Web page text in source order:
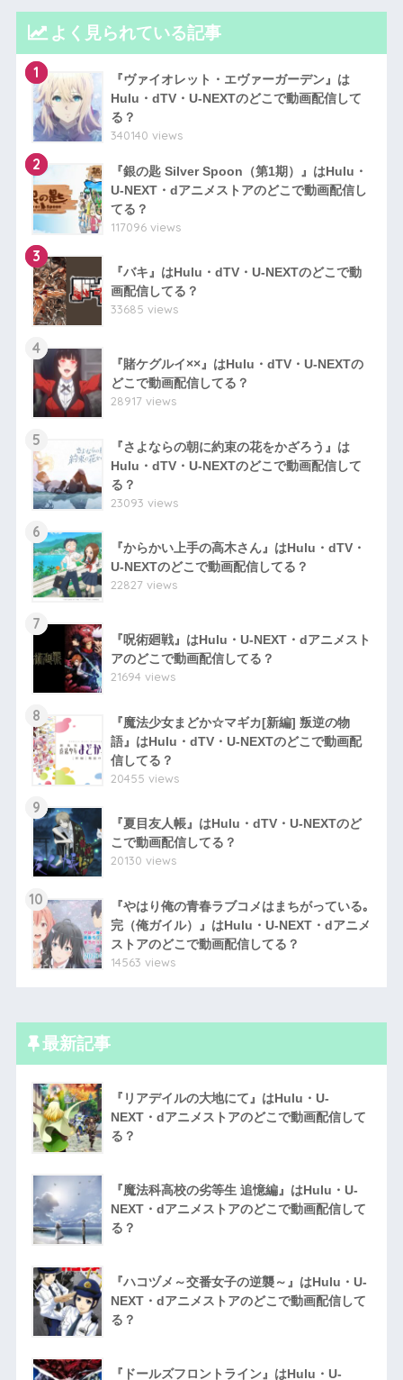
よく見られている記事
1
『ヴァイオレット・エヴァーガーデン』は
Hulu・dTV・U-NEXTのどこで動画配信して
る？
340140 views
2
『銀の匙 Silver Spoon（第1期）』はHulu・
U-NEXT・dアニメストアのどこで動画配信し
てる？
117096 views
3
『バキ』はHulu・dTV・U-NEXTのどこで動
画配信してる？
33685 views
4
『賭ケグルイ××』はHulu・dTV・U-NEXTの
どこで動画配信してる？
28917 views
5
『さよならの朝に約束の花をかざろう』は
Hulu・dTV・U-NEXTのどこで動画配信して
る？
23093 views
6
『からかい上手の高木さん』はHulu・dTV・
U-NEXTのどこで動画配信してる？
22827 views
7
『呪術廻戦』はHulu・U-NEXT・dアニメスト
アのどこで動画配信してる？
21694 views
8
『魔法少女まどか☆マギカ[新編] 叛逆の物
語』はHulu・dTV・U-NEXTのどこで動画配
信してる？
20455 views
9
『夏目友人帳』はHulu・dTV・U-NEXTのど
こで動画配信してる？
20130 views
10
『やはり俺の青春ラブコメはまちがっている｡
完（俺ガイル）』はHulu・U-NEXT・dアニメ
ストアのどこで動画配信してる？
14563 views
最新記事
『リアデイルの大地にて』はHulu・U-
NEXT・dアニメストアのどこで動画配信して
る？
『魔法科高校の劣等生 追憶編』はHulu・U-
NEXT・dアニメストアのどこで動画配信して
る？
『ハコヅメ～交番女子の逆襲～』はHulu・U-
NEXT・dアニメストアのどこで動画配信して
る？
『ドールズフロントライン』はHulu・U-